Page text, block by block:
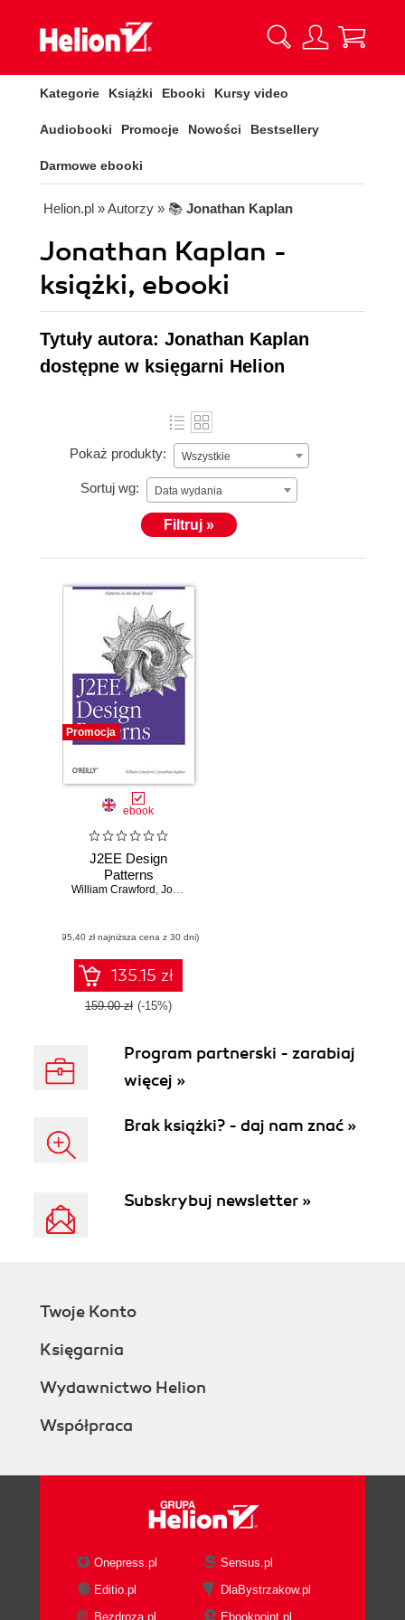
Kategorie Książki Ebooki Kursy video
Audiobooki Promocje Nowości Bestsellery
Darmowe ebooki
Helion.pl » Autorzy » 📚 Jonathan Kaplan
Jonathan Kaplan -
książki, ebooki
Tytuły autora: Jonathan Kaplan
dostępne w księgarni Helion
Pokaż produkty: Wszystkie
Sortuj wg: Data wydania
Filtruj »
Promocja
ebook
J2EE Design
Patterns
William Crawford , Jonathan Kaplan
(95,40 zł najniższa cena z 30 dni)
135.15 zł
159.00 zł (-15%)
Program partnerski - zarabiaj
więcej »
Brak książki? - daj nam znać »
Subskrybuj newsletter »
Twoje Konto
Księgarnia
Wydawnictwo Helion
Współpraca
Onepress.pl
Sensus.pl
Editio.pl
DlaBystrzakow.pl
Bezdroza.pl
Ebookpoint.pl